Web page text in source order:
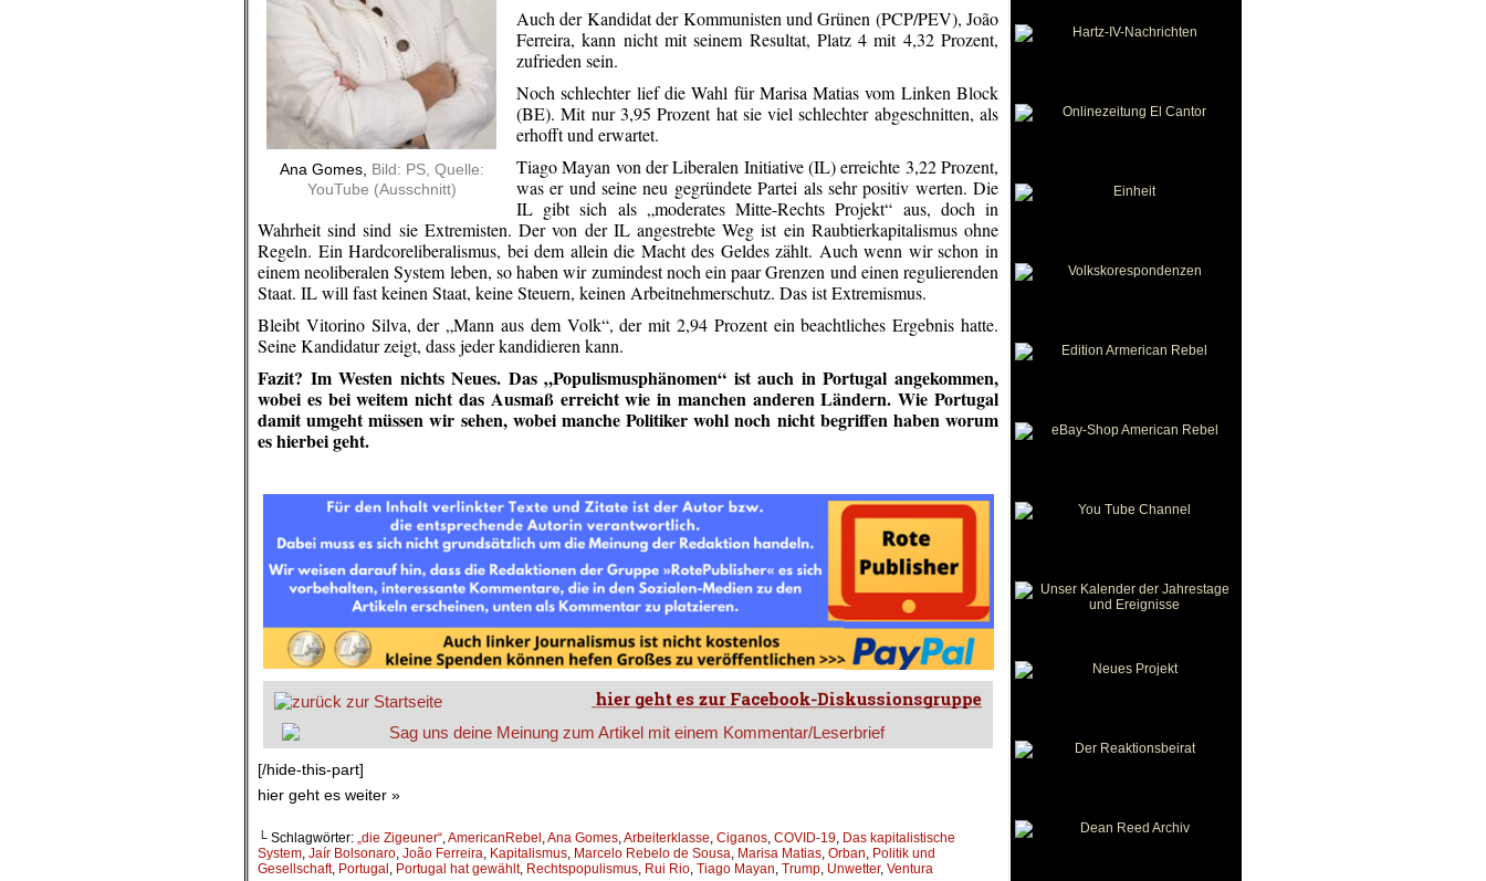
Ana Gomes, Bild: PS, Quelle:
YouTube (Ausschnitt)
Auch der Kandidat der Kommunisten und Grünen (PCP/PEV), João
Ferreira, kann nicht mit seinem Resultat, Platz 4 mit 4,32 Prozent,
zufrieden sein.
Noch schlechter lief die Wahl für Marisa Matias vom Linken Block
(BE). Mit nur 3,95 Prozent hat sie viel schlechter abgeschnitten, als
erhofft und erwartet.
Tiago Mayan von der Liberalen Initiative (IL) erreichte 3,22 Prozent,
was er und seine neu gegründete Partei als sehr positiv werten. Die
IL gibt sich als „moderates Mitte-Rechts Projekt“ aus, doch in
Wahrheit sind sind sie Extremisten. Der von der IL angestrebte Weg ist ein Raubtierkapitalismus ohne
Regeln. Ein Hardcoreliberalismus, bei dem allein die Macht des Geldes zählt. Auch wenn wir schon in
einem neoliberalen System leben, so haben wir zumindest noch ein paar Grenzen und einen regulierenden
Staat. IL will fast keinen Staat, keine Steuern, keinen Arbeitnehmerschutz. Das ist Extremismus.
Bleibt Vitorino Silva, der „Mann aus dem Volk“, der mit 2,94 Prozent ein beachtliches Ergebnis hatte.
Seine Kandidatur zeigt, dass jeder kandidieren kann.
Fazit? Im Westen nichts Neues. Das „Populismusphänomen“ ist auch in Portugal angekommen,
wobei es bei weitem nicht das Ausmaßerreicht wie in manchen anderen Ländern. Wie Portugal
damit umgeht müssen wir sehen, wobei manche Politiker wohl noch nicht begriffen haben worum
es hierbei geht.
[/hide-this-part]
hier geht es weiter »
└ Schlagwörter: „die Zigeuner“ AmericanRebel Ana Gomes Arbeiterklasse Ciganos COVID-19 Das kapitalistische
System Jaír Bolsonaro João Ferreira Kapitalismus Marcelo Rebelo de Sousa Marisa Matias Orban Politik und
Gesellschaft, Portugal Portugal hat gewählt, Rechtspopulismus Rui Rio Tiago Mayan Trump Unwetter, Ventura